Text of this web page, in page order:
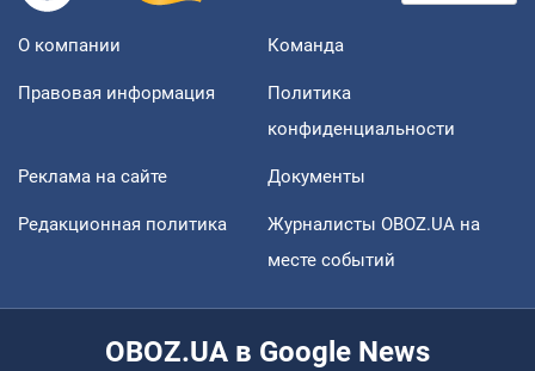
О компании Команда
Правовая информация
Политика
конфиденциальности
Реклама на сайте Документы
Редакционная политика
Журналисты OBOZ.UA на
месте событий
OBOZ.UA в Google News